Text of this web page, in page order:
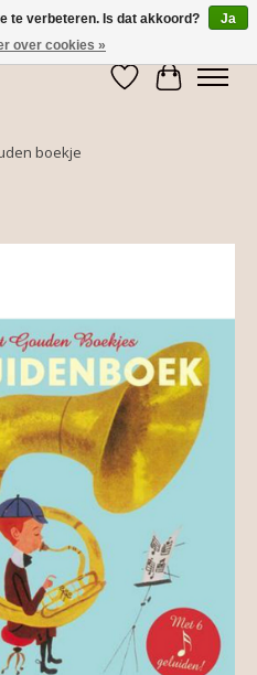
Verlanglijst
boekje
te verbeteren. Is dat akkoord?
Ja
over cookies »